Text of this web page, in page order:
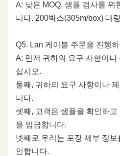
A: 낮은 MOQ, 샘플 검사를 위
니다. 200박스(305m/box) 대
Q5. Lan 케이블 주문을 진행
A: 먼저 귀하의 요구 사항이
십시오.
둘째, 귀하의 요구 사항이나
니다.
셋째, 고객은 샘플을 확인하
을 입금합니다.
넷째로 우리는 포장 세부 정
인합니다.